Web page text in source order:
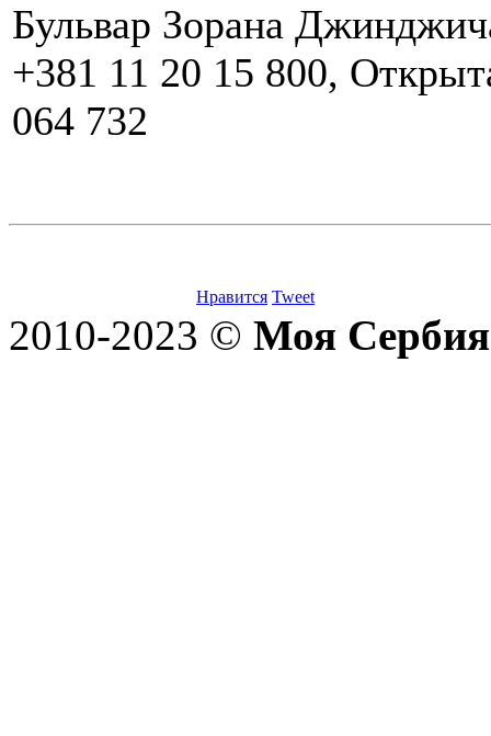
Бульвар Зорана
+381 11 20 15 800,
064 732
Нравится Tweet
2010-2023 © Моя Сербия